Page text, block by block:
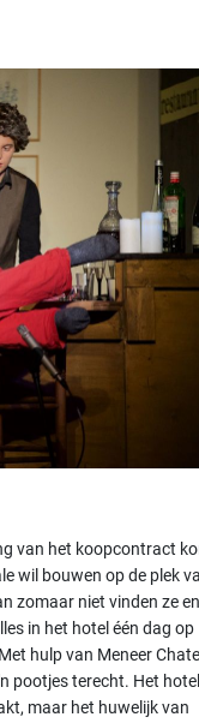
van het koopcontract
wil bouwen op de plek
zomaar niet vinden ze
in het hotel één dag op
hulp van Meneer
pootjes terecht. Het hotel
maar het huwelijk van